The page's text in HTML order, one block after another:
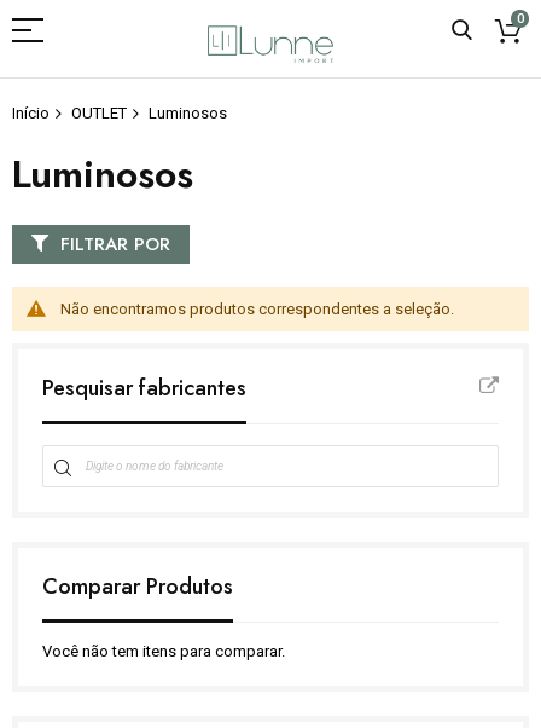
0
Início OUTLET Luminosos
Luminosos
Não encontramos produtos correspondentes a seleção.
FILTRAR POR
Pesquisar fabricantes
Comparar Produtos
Você não tem itens para comparar.